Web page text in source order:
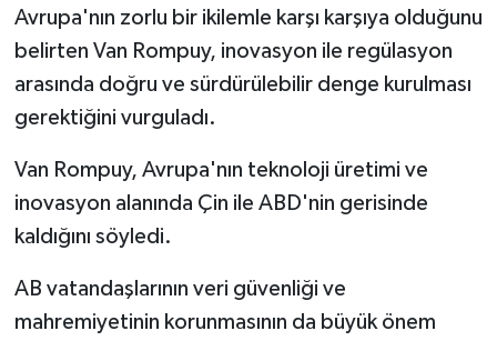
Avrupa'nın zorlu bir ikilemle karşı karşıya olduğunu
belirten Van Rompuy, inovasyon ile regülasyon
arasında doğru ve sürdürülebilir denge kurulması
gerektiğini vurguladı.
Van Rompuy, Avrupa'nın teknoloji üretimi ve
inovasyon alanında Çin ile ABD'nin gerisinde
kaldığını söyledi.
AB vatandaşlarının veri güvenliği ve
mahremiyetinin korunmasının da büyük önem